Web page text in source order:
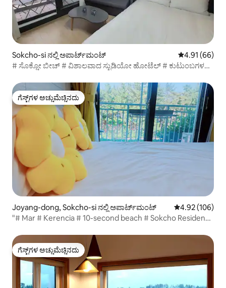
Sokcho-si ನಲ್ಲಿ ಅಪಾರ್ಟ್‌ಮಂಟ್ 5 ರಲ್ಲಿ 4.91
4.91 (66)
# ಸೊಕ್ಚೋ ಬೀಚ್ # ವಿಶಾಲವಾದ ಸ್ಟುಡಿಯೋ ಹೋಟೆಲ್ # ಕುಟುಂಬಗಳ
ಹೊಸ ಹಾಸಿಗೆ ಬದಲಿ
ಗೆಸ್ಟ್‌ಗಳ ಅಚ್ಚುಮೆಚ್ಚಿನದು
ಗೆಸ್ಟ್‌ಗಳ ಅಚ್ಚುಮೆಚ್ಚಿನದು
Joyang-dong, Sokcho-si ನಲ್ಲಿ ಅಪಾರ್ಟ್‌ಮಂಟ್ 5 ರಲ್ಲಿ 4.92
4.92 (106)
"# Mar # Kerencia # 10-second beach # Sokcho Residence
ಪ್ರಯಾಣಿಸಿ. ನೆಟ್‌ಫ್ಲಿಕ್ಸ್. ನಾಯಿ ಸ್ನೇಹಿ
ಗೆಸ್ಟ್‌ಗಳ ಅಚ್ಚುಮೆಚ್ಚಿನದು
ಗೆಸ್ಟ್‌ಗಳ ಅಚ್ಚುಮೆಚ್ಚಿನದು